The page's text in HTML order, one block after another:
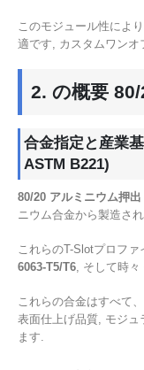
このモジュール性によ
適です, カスタムワンオ
2. の概要
合金指定と産業
ASTM B221)
80/20 アルミニウム押出
ニウム合金から製造さ
これらのT-Slotプロフ
6063-T5/T6 , そして時々
これらの合金はすべて
表面仕上げ品質, モジュ
ます.